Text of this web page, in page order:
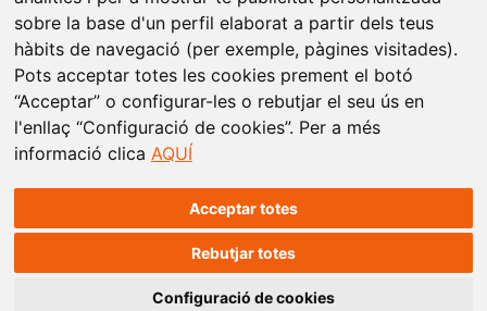
sobre la base d'un perfil elaborat a partir dels teus
hàbits de navegació (per exemple, pàgines visitades).
Pots acceptar totes les cookies prement el botó
“Acceptar” o configurar-les o rebutjar el seu ús en
l'enllaç “Configuració de cookies”. Per a més
informació clica AQUÍ
Acceptar totes
Rebutjar totes
Configuració de cookies
© Fundación Espriu
Conceptualització i disseny web: Factoría Prisma
Avís legal
Política de cookies
Protecció de dades
Mapa web